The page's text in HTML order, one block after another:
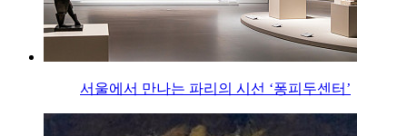
서울에서 만나는 파리의 시선 ‘퐁피두센터’